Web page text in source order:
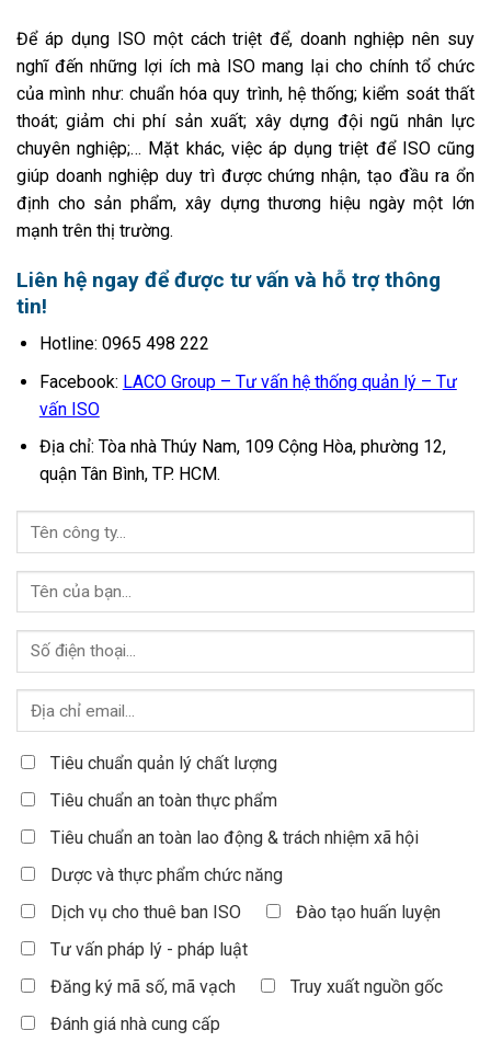
Để áp dụng ISO một cách triệt để, doanh nghiệp nên suy
nghĩ đến những lợi ích mà ISO mang lại cho chính tổ chức
của mình như: chuẩn hóa quy trình, hệ thống; kiểm soát thất
thoát; giảm chi phí sản xuất; xây dựng đội ngũ nhân lực
chuyên nghiệp;… Mặt khác, việc áp dụng triệt để ISO cũng
giúp doanh nghiệp duy trì được chứng nhận, tạo đầu ra ổn
định cho sản phẩm, xây dựng thương hiệu ngày một lớn
mạnh trên thị trường.
Liên hệ ngay để được tư vấn và hỗ trợ thông
tin!
Hotline: 0965 498 222
Facebook: LACO Group – Tư vấn hệ thống quản lý – Tư
vấn ISO
Địa chỉ: Tòa nhà Thúy Nam, 109 Cộng Hòa, phường 12,
quận Tân Bình, TP. HCM.
Tiêu chuẩn quản lý chất lượng
Tiêu chuẩn an toàn thực phẩm
Tiêu chuẩn an toàn lao động & trách nhiệm xã hội
Dược và thực phẩm chức năng
Dịch vụ cho thuê ban ISO
Đào tạo huấn luyện
Tư vấn pháp lý - pháp luật
Đăng ký mã số, mã vạch
Truy xuất nguồn gốc
Đánh giá nhà cung cấp